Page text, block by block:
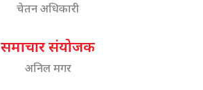
चेतन अधिकारी
समाचार संयोजक
अनिल मगर